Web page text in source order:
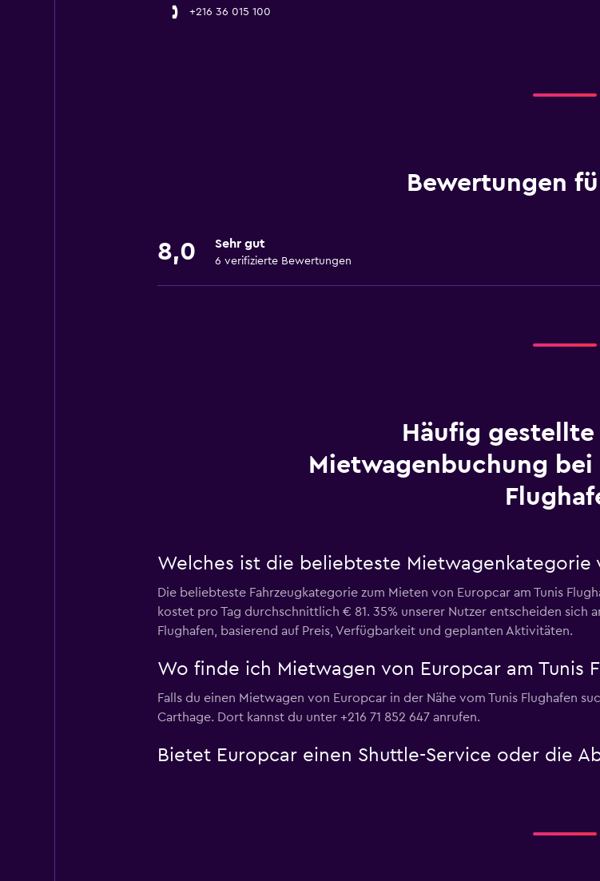
+216 36 015 100
Bewertungen
8,0 Sehr gut
6 verifizierte Bewertungen
Häufig gestellte
Mietwagenbuchung bei
Welches ist die beliebteste Mietwagenkategorie
Die beliebteste Fahrzeugkategorie zum Mieten von Europcar am Tunis
kostet pro Tag durchschnittlich € 81. 35% unserer Nutzer entscheiden sich
Flughafen, basierend auf Preis, Verfügbarkeit und geplanten Aktivitäten.
Wo finde ich Mietwagen von Europcar am Tunis
Falls du einen Mietwagen von Europcar in der Nähe vom Tunis Flughafen
Carthage. Dort kannst du unter +216 71 852 647 anrufen.
Bietet Europcar einen Shuttle-Service oder die